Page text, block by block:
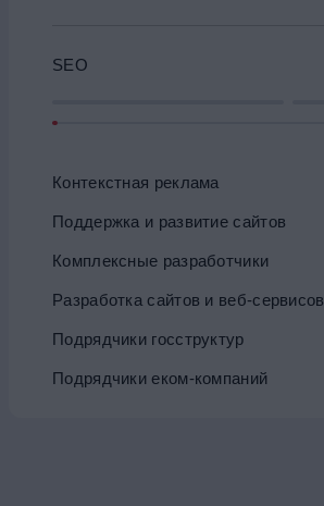
SEO
Контекстная реклама
Поддержка и развитие сайтов
Комплексные разработчики
Разработка сайтов и веб-сервисов
Подрядчики госструктур
Подрядчики еком-компаний